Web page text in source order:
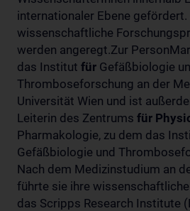
internationaler Ebene
wissenschaftliche
werden angeregt.Zur
das Institut für Gefäßbiologie
Thromboseforschung an der
Universität Wien und ist
Leiterin des Zentrums für
Pharmakologie, zu dem das
Gefäßbiologie und
Nach dem Medizinstudium an
führte sie ihre
das Scripps Research Institute